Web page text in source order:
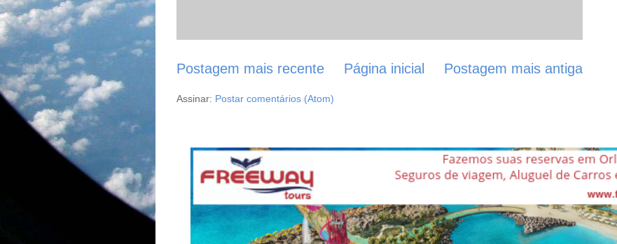
Postagem mais recente Postagem mais antiga
Página inicial
Assinar: Postar comentários (Atom)